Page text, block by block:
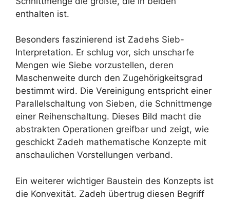
enthalten ist.
Besonders faszinierend ist Zadehs Sieb-
Interpretation. Er schlug vor, sich unscharfe
Mengen wie Siebe vorzustellen, deren
Maschenweite durch den Zugehörigkeitsgrad
bestimmt wird. Die Vereinigung entspricht einer
Parallelschaltung von Sieben, die Schnittmenge
einer Reihenschaltung. Dieses Bild macht die
abstrakten Operationen greifbar und zeigt, wie
geschickt Zadeh mathematische Konzepte mit
anschaulichen Vorstellungen verband.
Ein weiterer wichtiger Baustein des Konzepts ist
die Konvexität. Zadeh übertrug diesen Begriff